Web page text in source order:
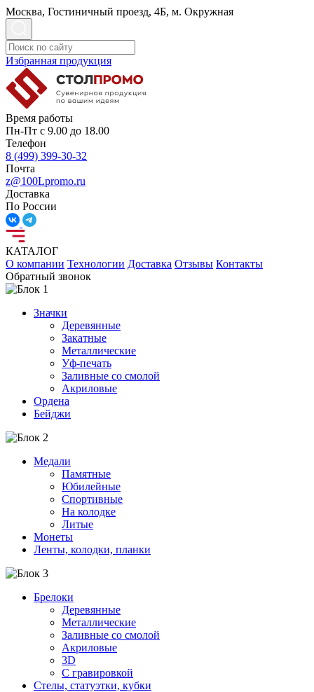
Москва, Гостиничный проезд, 4Б, м. Окружная
Избранная продукция
Время работы
Пн-Пт с 9.00 до 18.00
Телефон
8 (499) 399-30-32
Почта
z@100Lpromo.ru
Доставка
По России
КАТАЛОГ
О компании Технологии Доставка Отзывы Контакты
Обратный звонок
Значки
Деревянные
Закатные
Металлические
Уф-печать
Заливные со смолой
Акриловые
Ордена
Бейджи
Медали
Памятные
Юбилейные
Спортивные
На колодке
Литые
Монеты
Ленты, колодки, планки
Брелоки
Деревянные
Металлические
Заливные со смолой
Акриловые
3D
C гравировкой
Стелы, статуэтки, кубки